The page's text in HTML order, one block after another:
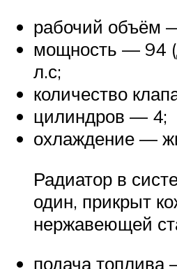
рабочий объём
мощность — 94
л.с;
количество
цилиндров — 4;
охлаждение —
Радиатор в
один, прикрыт
нержавеющей
подача